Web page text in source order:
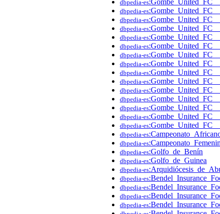
dbpedia-es
dbpedia-es
dbpedia-es
dbpedia-es
dbpedia-es
dbpedia-es
dbpedia-es
dbpedia-es
dbpedia-es
dbpedia-es
dbpedia-es
dbpedia-es
dbpedia-es
dbpedia-es
dbpedia-es
dbpedia-es
dbpedia-es
dbpedia-es:Golfo_de_Benín
dbpedia-es:Golfo_de_Guinea
dbpedia-es
dbpedia-es
dbpedia-es
dbpedia-es
dbpedia-es